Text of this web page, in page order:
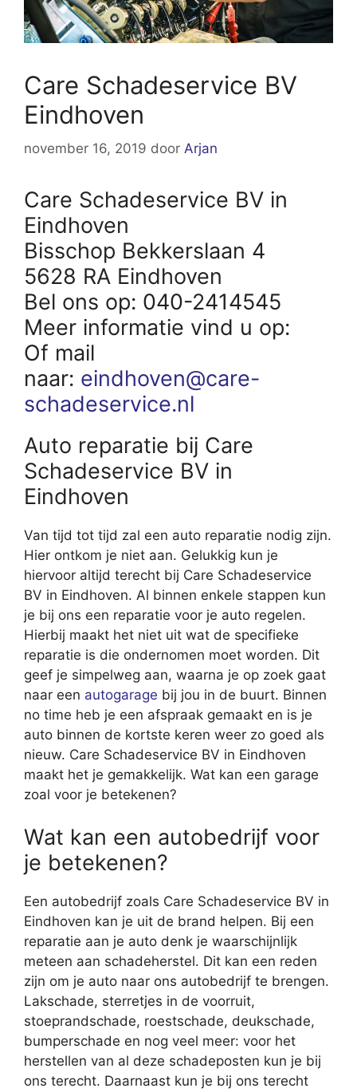
Care Schadeservice BV
Eindhoven
november 16, 2019 door Arjan
Care Schadeservice BV in
Eindhoven
Bisschop Bekkerslaan 4
5628 RA Eindhoven
Bel ons op: 040-2414545
Meer informatie vind u op:
Of mail
naar: eindhoven@care-
schadeservice.nl
Auto reparatie bij Care
Schadeservice BV in
Eindhoven
Van tijd tot tijd zal een auto reparatie nodig zijn.
Hier ontkom je niet aan. Gelukkig kun je
hiervoor altijd terecht bij Care Schadeservice
BV in Eindhoven. Al binnen enkele stappen kun
je bij ons een reparatie voor je auto regelen.
Hierbij maakt het niet uit wat de specifieke
reparatie is die ondernomen moet worden. Dit
geef je simpelweg aan, waarna je op zoek gaat
naar een autogarage bij jou in de buurt. Binnen
no time heb je een afspraak gemaakt en is je
auto binnen de kortste keren weer zo goed als
nieuw. Care Schadeservice BV in Eindhoven
maakt het je gemakkelijk. Wat kan een garage
zoal voor je betekenen?
Wat kan een autobedrijf voor
je betekenen?
Een autobedrijf zoals Care Schadeservice BV in
Eindhoven kan je uit de brand helpen. Bij een
reparatie aan je auto denk je waarschijnlijk
meteen aan schadeherstel. Dit kan een reden
zijn om je auto naar ons autobedrijf te brengen.
Lakschade, sterretjes in de voorruit,
stoeprandschade, roestschade, deukschade,
bumperschade en nog veel meer: voor het
herstellen van al deze schadeposten kun je bij
ons terecht. Daarnaast kun je bij ons terecht